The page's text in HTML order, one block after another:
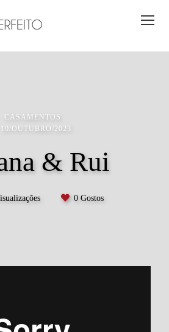
CASAMENTOS
10/OUTUBRO/2023
& Rui
0Gostos